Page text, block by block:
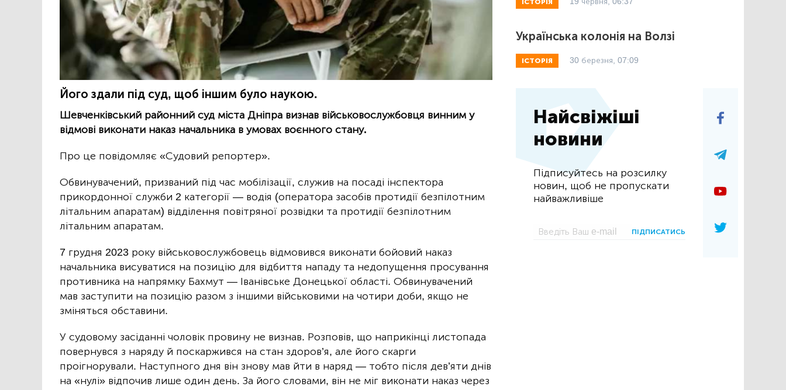
Його здали під суд, щоб іншим було наукою.
Шевченківський районний суд міста Дніпра визнав військовослужбовця винним у
відмові виконати наказ начальника в умовах воєнного стану.
Про це повідомляє «Судовий репортер».
Обвинувачений, призваний під час мобілізації, служив на посаді інспектора
прикордонної служби 2 категорії — водія (оператора засобів протидії безпілотним
літальним апаратам) відділення повітряної розвідки та протидії безпілотним
літальним апаратам.
7 грудня 2023 року військовослужбовець відмовився виконати бойовий наказ
начальника висуватися на позицію для відбиття нападу та недопущення просування
противника на напрямку Бахмут — Іванівське Донецької області. Обвинувачений
мав заступити на позицію разом з іншими військовими на чотири доби, якщо не
зміняться обставини.
У судовому засіданні чоловік провину не визнав. Розповів, що наприкінці листопада
повернувся з наряду й поскаржився на стан здоров’я, але його скарги
проігнорували. Наступного дня він знову мав йти в наряд — тобто після дев’яти днів
на «нулі» відпочив лише один день. За його словами, він не міг виконати наказ через
ІСТОРІЯ
Українська колонія на Волзі
ІСТОРІЯ 30 березня, 07:09
Найсвіжіші
новини
Підписуйтесь на розсилку
новин, щоб не пропускати
найважливіше
ПІДПИСАТИСЬ